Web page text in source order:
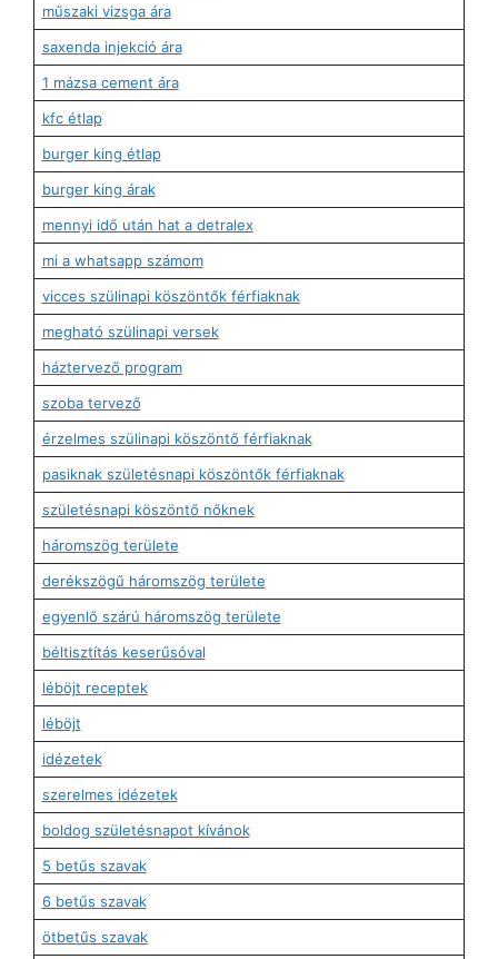
műszaki vizsga ára
saxenda injekció ára
1 mázsa cement ára
kfc étlap
burger king étlap
burger king árak
mennyi idő után hat a detralex
mi a whatsapp számom
vicces szülinapi köszöntők férfiaknak
megható szülinapi versek
háztervező program
szoba tervező
érzelmes szülinapi köszöntő férfiaknak
pasiknak születésnapi köszöntők férfiaknak
születésnapi köszöntő nőknek
háromszög területe
derékszögű háromszög területe
egyenlő szárú háromszög területe
béltisztítás keserűsóval
léböjt receptek
léböjt
idézetek
szerelmes idézetek
boldog születésnapot kívánok
5 betűs szavak
6 betűs szavak
ötbetűs szavak